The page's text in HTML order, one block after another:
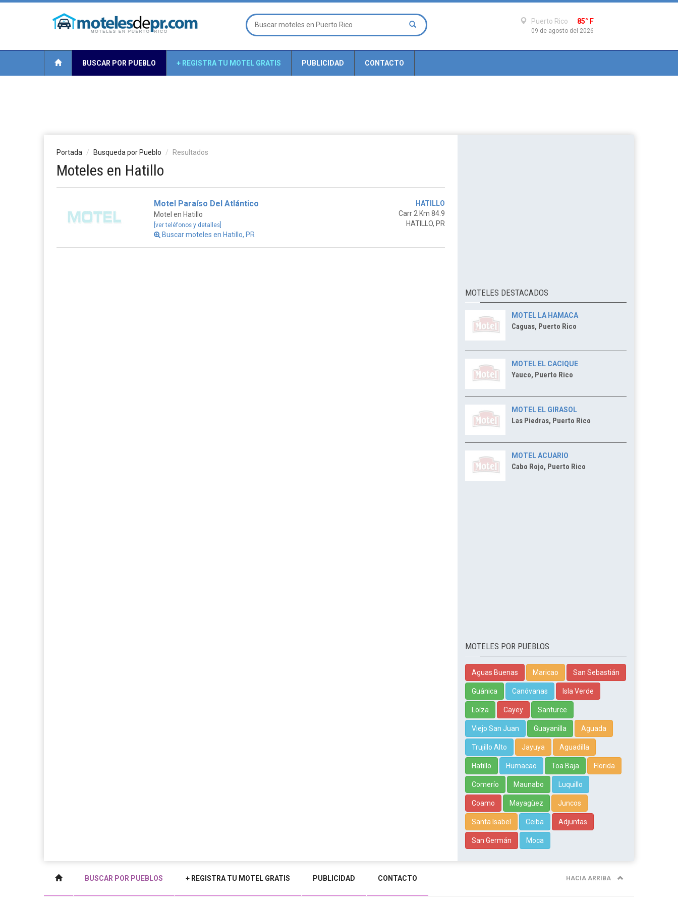
Puerto Rico 85° F
09 de agosto del 2026
BUSCAR POR PUEBLO + REGISTRA TU MOTEL GRATIS PUBLICIDAD CONTACTO
Portada Busqueda por Pueblo Resultados
Moteles en Hatillo
Motel Paraíso Del Atlántico
Motel en Hatillo
[ver teléfonos y detalles]
Buscar moteles en Hatillo, PR
HATILLO
Carr 2 Km 84.9
HATILLO, PR
MOTELES DESTACADOS
MOTEL LA HAMACA
Caguas, Puerto Rico
MOTEL EL CACIQUE
Yauco, Puerto Rico
MOTEL EL GIRASOL
Las Piedras, Puerto Rico
MOTEL ACUARIO
Cabo Rojo, Puerto Rico
MOTELES POR PUEBLOS
Aguas Buenas Maricao San Sebastián
Guánica Canóvanas Isla Verde
Loíza Cayey Santurce
Viejo San Juan Guayanilla Aguada
Trujillo Alto Jayuya Aguadilla
Hatillo Humacao Toa Baja Florida
Comerío Maunabo Luquillo
Coamo Mayagüez Juncos
Santa Isabel Ceiba Adjuntas
San Germán Moca
BUSCAR POR PUEBLOS + REGISTRA TU MOTEL GRATIS PUBLICIDAD CONTACTO HACIA ARRIBA